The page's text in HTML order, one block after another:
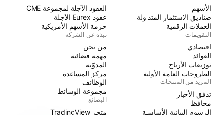
الأسهم
صناديق الاستثمار المتداولة
العملات الرقمية
التقويمات
اقتصادي
العوائد
توزيعات الأرباح
الطروحات العامة الأولية
المزيد من المنتجات
تدفق الأخبار
محافظ
الرسوم البيانية الأساسية
العقود الآجلة لمجموعة CME
عقود Eurex الآجلة
حزمة الأسهم الأمريكية
نبذة عن الشركة
من نحن
مهمة فضائية
المدوّنة
مركز المساعدة
الوظائف
مجموعة الوسائط
البضائع
متجر TradingView